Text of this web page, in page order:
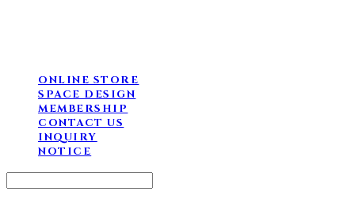
ONLINE STORE
SPACE DESIGN
MEMBERSHIP
CONTACT US
INQUIRY
NOTICE